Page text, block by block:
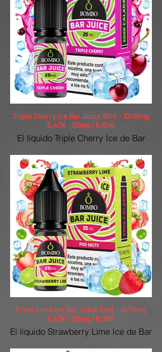
Triple Cherry Ice Bar Juice 10ml - 10/15mg
5,40€ -20mg / 6,00€
El líquido Triple Cherry Ice de Bar
intenso sabor de las cerezas, con un
toque Ice que lo hace irresistible.
Fresa Lima Ice Bar Juice 10ml - 10/15mg
5,40€ -20mg / 6,00€
El líquido Strawberry Lime Ice de Bar